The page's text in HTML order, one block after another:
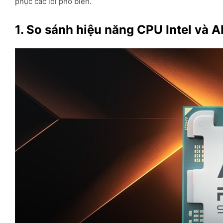
1. So sánh hiệu năng CPU Intel và